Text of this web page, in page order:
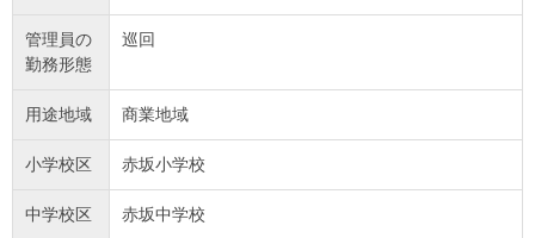
管理員の
勤務形態
巡回
用途地域 商業地域
小学校区 赤坂小学校
中学校区 赤坂中学校